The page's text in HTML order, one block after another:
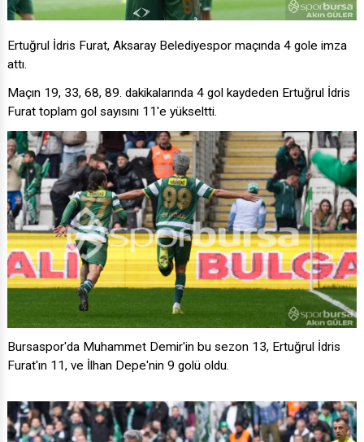
Ertuğrul İdris Furat, Aksaray Belediyespor maçında 4 gole imza
attı.
Maçın 19, 33, 68, 89. dakikalarında 4 gol kaydeden Ertuğrul İdris
Furat toplam gol sayısını 11'e yükseltti.
Bursaspor'da Muhammet Demir'in bu sezon 13, Ertuğrul İdris
Furat'ın 11, ve İlhan Depe'nin 9 golü oldu.